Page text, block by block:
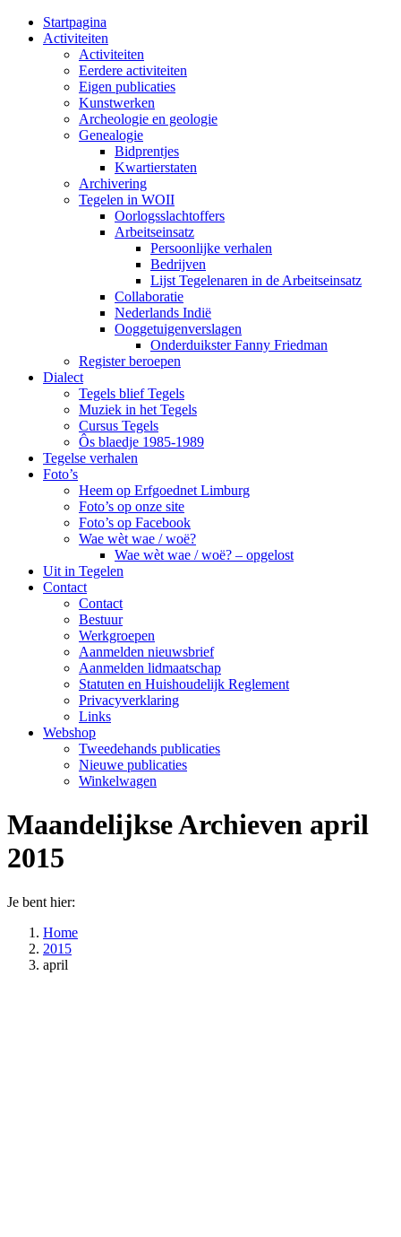
Startpagina
Activiteiten
Activiteiten
Eerdere activiteiten
Eigen publicaties
Kunstwerken
Archeologie en geologie
Genealogie
Bidprentjes
Kwartierstaten
Archivering
Tegelen in WOII
Oorlogsslachtoffers
Arbeitseinsatz
Persoonlijke verhalen
Bedrijven
Lijst Tegelenaren in de Arbeitseinsatz
Collaboratie
Nederlands Indië
Ooggetuigenverslagen
Onderduikster Fanny Friedman
Register beroepen
Dialect
Tegels blief Tegels
Muziek in het Tegels
Cursus Tegels
Ôs blaedje 1985-1989
Tegelse verhalen
Foto’s
Heem op Erfgoednet Limburg
Foto’s op onze site
Foto’s op Facebook
Wae wèt wae / woë?
Wae wèt wae / woë? – opgelost
Uit in Tegelen
Contact
Contact
Bestuur
Werkgroepen
Aanmelden nieuwsbrief
Aanmelden lidmaatschap
Statuten en Huishoudelijk Reglement
Privacyverklaring
Links
Webshop
Tweedehands publicaties
Nieuwe publicaties
Winkelwagen
Maandelijkse Archieven april
2015
Je bent hier:
Home
2015
april